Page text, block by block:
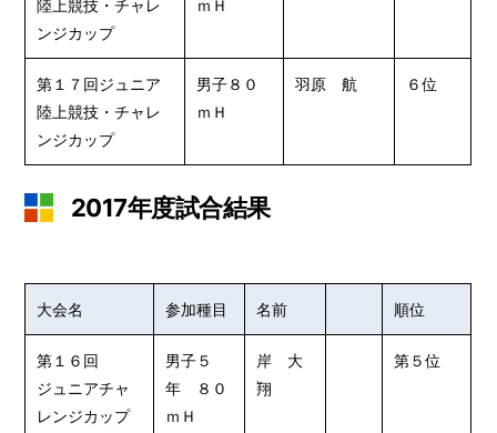
陸上競技・チャレ
ンジカップ
ｍＨ
第１７回ジュニア
陸上競技・チャレ
ンジカップ
男子８０
ｍＨ
羽原 航 ６位
2017年度試合結果
大会名 参加種目 名前 順位
第１６回
ジュニアチャ
レンジカップ
男子５
年 ８０
ｍＨ
岸 大
翔
第５位